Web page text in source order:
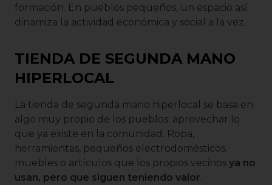
formación. En pueblos pequeños, un espacio así
dinamiza la actividad económica y social a la vez.
TIENDA DE SEGUNDA MANO
HIPERLOCAL
La tienda de segunda mano hiperlocal se basa en
algo muy propio de los pueblos: aprovechar lo
que ya existe en la comunidad. Ropa,
herramientas, pequeños electrodomésticos,
muebles o artículos que los propios vecinos ya no
usan, pero que siguen teniendo valor.